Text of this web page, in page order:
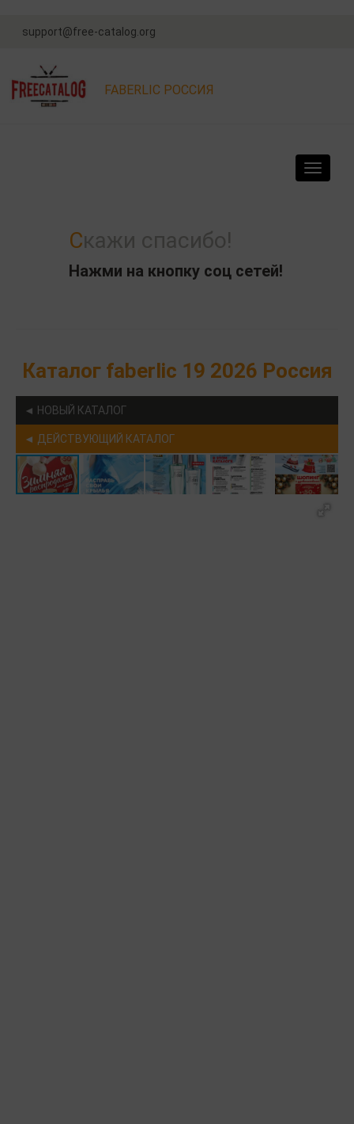
support@free-catalog.org
FABERLIC РОССИЯ
Скажи спасибо!
Нажми на кнопку соц сетей!
Каталог faberlic 19 2026 Россия
◄ НОВЫЙ КАТАЛОГ
◄ ДЕЙСТВУЮЩИЙ КАТАЛОГ